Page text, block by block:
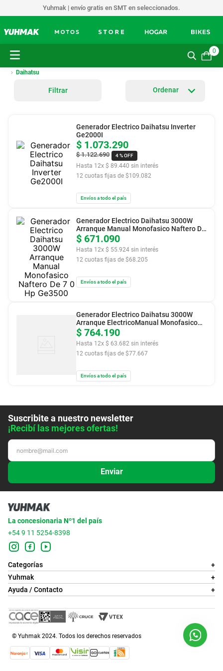
Yuhmak | envío gratis en SMT en seleccionados.
0
Daihatsu
Filtrar
$ 1.073.290
$ 1.122.690 4 %OFF
Hasta 12x $ 89.440 sin interés
12 cuotas fijas de $109.082
Generador Electrico Daihatsu Inverter
Ge2000I
Envíos a todo el país
$ 671.090
Hasta 12x $ 55.924 sin interés
12 cuotas fijas de $68.205
Generador Electrico Daihatsu 3000W
Arranque Manual Monofasico Naftero De
7 0 Hp Ge3500
Envíos a todo el país
$ 764.190
Hasta 12x $ 63.682 sin interés
12 cuotas fijas de $77.667
Generador Electrico Daihatsu 3000W
Arranque ElectricoManual Monofasico
Naftero De 7 0 Hp Ge3500E
Envíos a todo el país
Suscribite a nuestro newsletter
¡Recibí las mejores ofertas!
Enviar
La concesionaria Nº1 del país
+54 9 11 5254-8398
Categorías
+
Yuhmak
+
Ayuda / Contacto
+
© Yuhmak 2024. Todos los derechos reservados